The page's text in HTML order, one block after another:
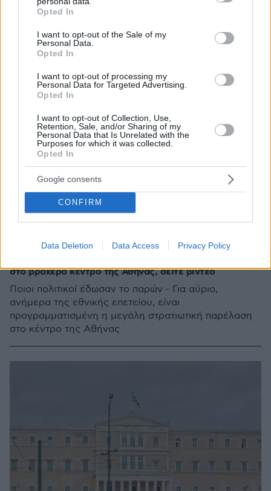
grant or deny consent to Google and its third-party tags to
use your data for below specified purposes in below Google
consent section.
Opted In
I want to opt-out of the Sale of my
Personal Data.
Opted In
I want to opt-out of processing my
Personal Data for Targeted Advertising.
Opted In
I want to opt-out of Collection, Use,
Retention, Sale, and/or Sharing of my
Personal Data that Is Unrelated with the
Purposes for which it was collected.
Opted In
Google consents
CONFIRM
Data Deletion Data Access Privacy Policy
Όλα όσα έγιναν στη μαθητική παρέλαση της 25ης
στο βροχερό κέντρο της Αθήνας, δείτε βίντεο
Ποιοι πολιτικοί έδωσαν το παρών - Για αύριο,
ανήμερα της εθνικής επετείου, είναι
προγραμματισμένη η μεγάλη στρατιωτική παρέλαση
στο κέντρο της Αθήνας